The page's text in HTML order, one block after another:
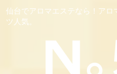
仙台でアロマエステなら！アロ
ツ人気。